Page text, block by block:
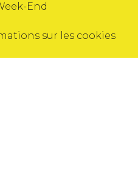
End
sur les cookies